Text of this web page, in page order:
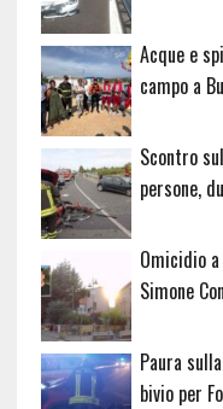
Acque e
campo a
Scontro
persone,
Omicidio
Simone
Paura
bivio per